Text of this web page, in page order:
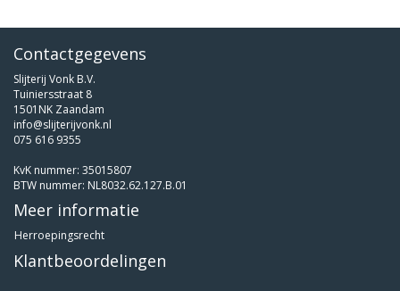
Contactgegevens
Slijterij Vonk B.V.
Tuiniersstraat 8
1501NK Zaandam
info@slijterijvonk.nl
075 616 9355
KvK nummer: 35015807
BTW nummer: NL8032.62.127.B.01
Meer informatie
Herroepingsrecht
Klantbeoordelingen